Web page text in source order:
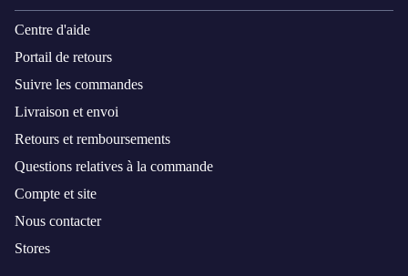
Centre d'aide
Portail de retours
Suivre les commandes
Livraison et envoi
Retours et remboursements
Questions relatives à la commande
Compte et site
Nous contacter
Stores